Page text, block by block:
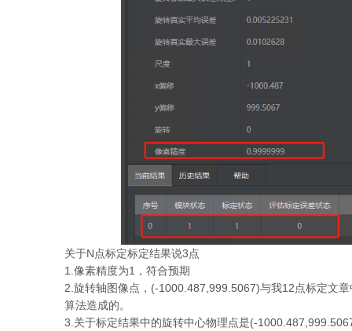
关于N点标定标定结果说3点
1.像素精度为1，符合预期
2.旋转轴图像点，(-1000.487,999.5067)与我12点标定文
算法造成的。
3.关于标定结果中的旋转中心物理点是(-